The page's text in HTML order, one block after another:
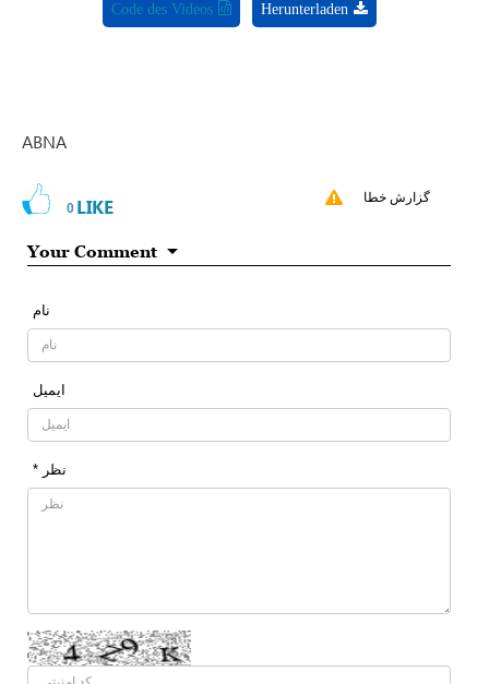
Code des Videos Herunterladen
ABNA
0 LIKE گزارش خطا
Your Comment
نام
ایمیل
* نظر